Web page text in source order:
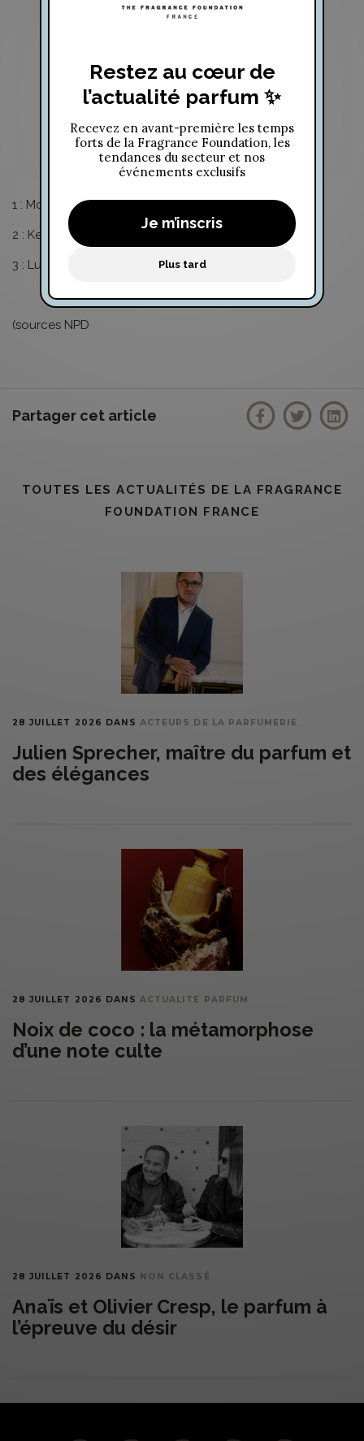
1 : Mon Guerlain
2 : Kenzo World
3 : Luna (Nina Ricci)
(sources NPD
Partager cet article
TOUTES LES ACTUALITÉS DE LA FRAGRANCE
FOUNDATION FRANCE
28 JUILLET 2026 DANSACTEURS DE LA PARFUMERIE
Julien Sprecher, maître du parfum et
des élégances
28 JUILLET 2026 DANSACTUALITE PARFUM
Noix de coco : la métamorphose
d’une note culte
28 JUILLET 2026 DANS NON CLASSÉ
Anaïs et Olivier Cresp, le parfum à
l’épreuve du désir